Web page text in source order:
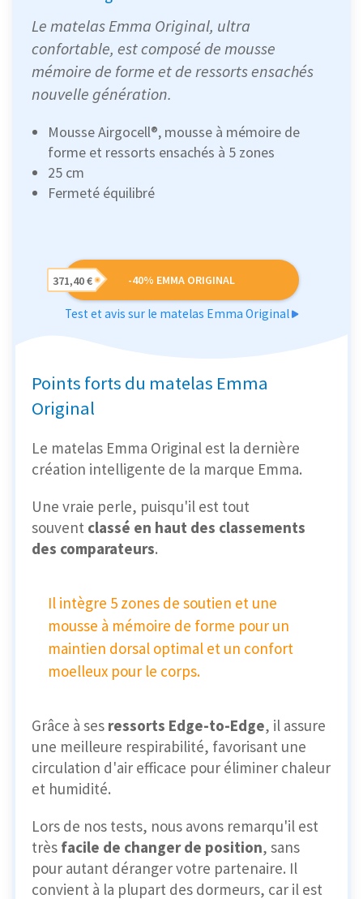
Le matelas Emma Original, ultra
confortable, est composé de mousse
mémoire de forme et de ressorts ensachés
nouvelle génération.
Mousse Airgocell®, mousse à mémoire de
forme et ressorts ensachés à 5 zones
25 cm
Fermeté équilibré
-40% EMMA ORIGINAL
371,40 €
Test et avis sur le matelas Emma Original
Points forts du matelas Emma
Original
Le matelas Emma Original est la dernière
création intelligente de la marque Emma.
Une vraie perle, puisqu'il est tout
souvent classé en haut des classements
des comparateurs.
Il intègre 5 zones de soutien et une
mousse à mémoire de forme pour un
maintien dorsal optimal et un confort
moelleux pour le corps.
Grâce à ses ressorts Edge-to-Edge, il assure
une meilleure respirabilité, favorisant une
circulation d'air efficace pour éliminer chaleur
et humidité.
Lors de nos tests, nous avons remarqu'il est
très facile de changer de position, sans
pour autant déranger votre partenaire. Il
convient à la plupart des dormeurs, car il est